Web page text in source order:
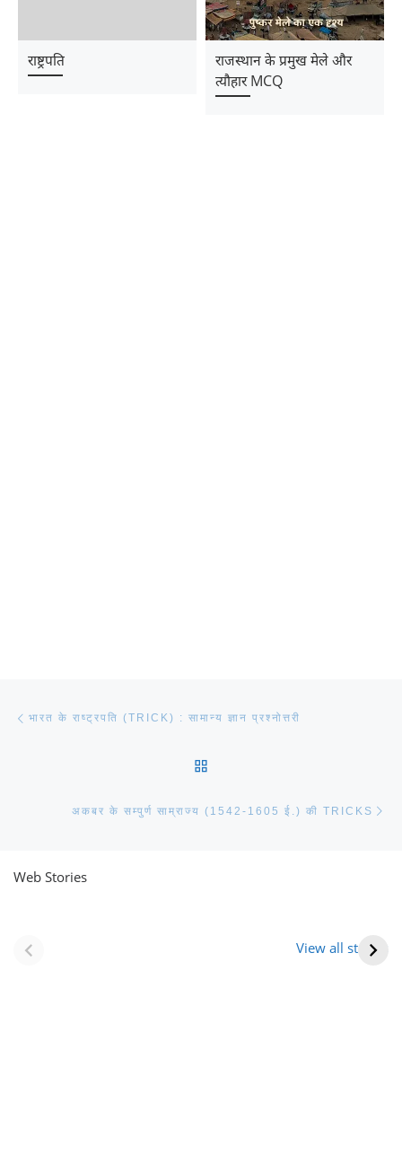
राष्ट्रपति
राजस्थान के प्रमुख मेले और
त्यौहार MCQ
भारत के राष्ट्रपति (TRICK) : सामान्य ज्ञान प्रश्नोत्तरी
अकबर के सम्पुर्ण साम्राज्य (1542-1605 ई.) की TRICKS
Web Stories
View all stories
(राजस्थान) |
Formation Of New
आभूषण (women’s